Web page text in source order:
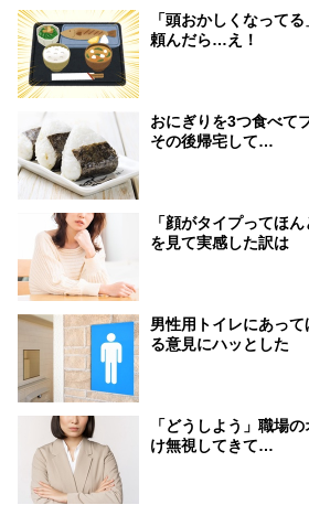
「頭おかしくなって
頼んだら…え！
おにぎりを3つ食べて
その後帰宅して…
「顔がタイプってほ
を見て実感した訳は
男性用トイレにあっ
る意見にハッとした
「どうしよう」職場
け無視してきて…